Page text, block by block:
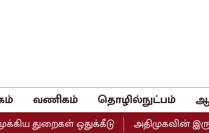
வணிகம் தொழில்நுட்பம்
ஒதுக்கீடு அதிமுகவின் இரு